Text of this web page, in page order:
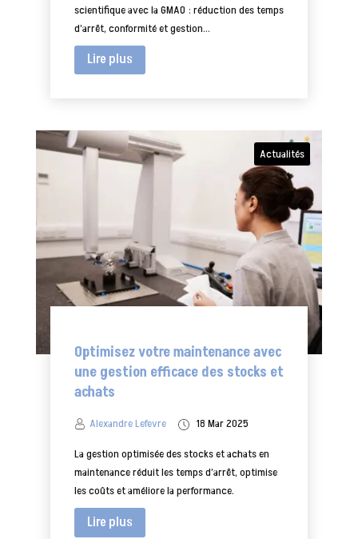
scientifique avec la GMAO : réduction des temps
d’arrêt, conformité et gestion...
Lire plus
Actualités
Optimisez votre maintenance avec
une gestion efficace des stocks et
achats
Alexandre Lefevre
18 Mar 2025
La gestion optimisée des stocks et achats en
maintenance réduit les temps d’arrêt, optimise
les coûts et améliore la performance.
Lire plus